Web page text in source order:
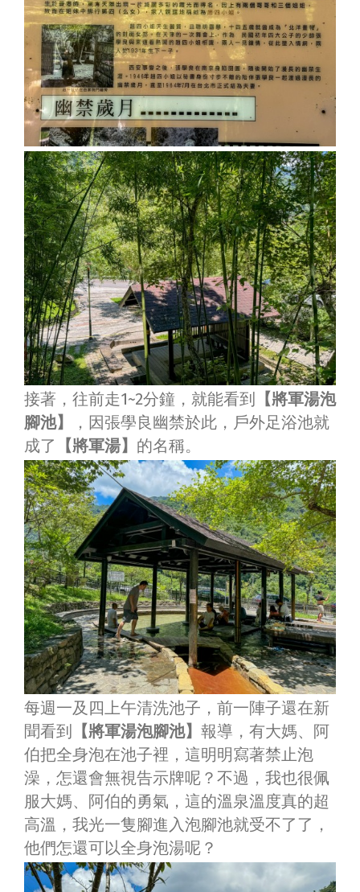
接著，往前走1~2分鐘，就能看到
【將軍湯泡
腳池】
，因張學良幽禁於此，戶外足浴池就
成了
【將軍湯】 的名稱。
每週一及四上午清洗池子，前一陣子還在新
聞看到
【將軍湯泡腳池】 報導，有大媽、阿
伯把全身泡在池子裡，這明明寫著禁止泡
澡，怎還會無視告示牌呢？不過，我也很佩
服大媽、阿伯的勇氣，這的溫泉溫度真的超
高溫，我光一隻腳進入泡腳池就受不了了，
他們怎還可以全身泡湯呢？